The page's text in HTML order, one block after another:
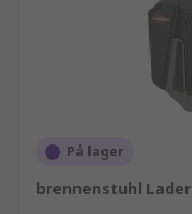
På lager
brennenstuhl Lader